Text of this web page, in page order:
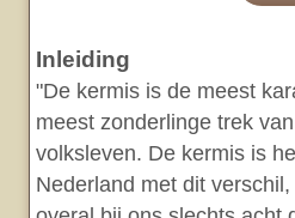
Inleiding
"De kermis is de meest
meest zonderlinge trek
volksleven. De kermis is
Nederland met dit